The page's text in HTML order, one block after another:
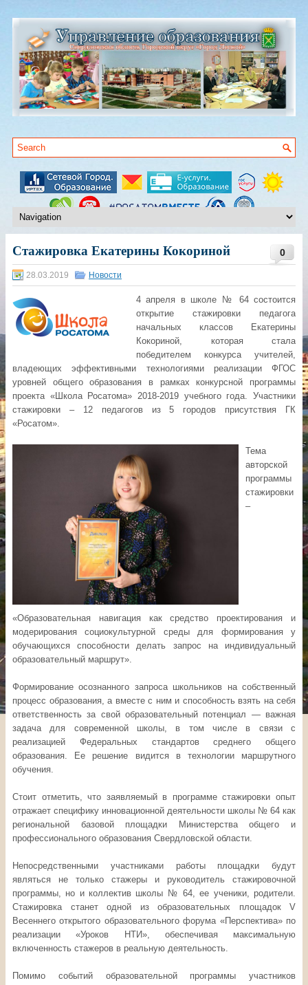
0
Стажировка Екатерины Кокориной
28.03.2019 Новости
4 апреля в школе № 64 состоится
открытие стажировки педагога
начальных классов Екатерины
Кокориной, которая стала
победителем конкурса учителей,
владеющих эффективными технологиями реализации ФГОС
уровней общего образования в рамках конкурсной программы
проекта «Школа Росатома» 2018-2019 учебного года. Участники
стажировки – 12 педагогов из 5 городов присутствия ГК
«Росатом».
Тема
авторской
программы
стажировки
–
«Образовательная навигация как средство проектирования и
модерирования социокультурной среды для формирования у
обучающихся способности делать запрос на индивидуальный
образовательный маршрут».
Формирование осознанного запроса школьников на собственный
процесс образования, а вместе с ним и способность взять на себя
ответственность за свой образовательный потенциал — важная
задача для современной школы, в том числе в связи с
реализацией Федеральных стандартов среднего общего
образования. Ее решение видится в технологии маршрутного
обучения.
Стоит отметить, что заявляемый в программе стажировки опыт
отражает специфику инновационной деятельности школы № 64 как
региональной базовой площадки Министерства общего и
профессионального образования Свердловской области.
Непосредственными участниками работы площадки будут
являться не только стажеры и руководитель стажировочной
программы, но и коллектив школы № 64, ее ученики, родители.
Стажировка станет одной из образовательных площадок V
Весеннего открытого образовательного форума «Перспектива» по
реализации «Уроков НТИ», обеспечивая максимальную
включенность стажеров в реальную деятельность.
Помимо событий образовательной программы участников